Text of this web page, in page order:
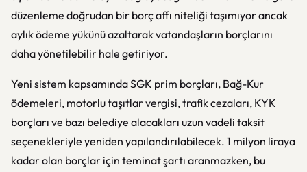
düzenleme doğrudan bir borç affı niteliği taşımıyor ancak
aylık ödeme yükünü azaltarak vatandaşların borçlarını
daha yönetilebilir hale getiriyor.
Yeni sistem kapsamında SGK prim borçları, Bağ-Kur
ödemeleri, motorlu taşıtlar vergisi, trafik cezaları, KYK
borçları ve bazı belediye alacakları uzun vadeli taksit
seçenekleriyle yeniden yapılandırılabilecek. 1 milyon liraya
kadar olan borçlar için teminat şartı aranmazken, bu